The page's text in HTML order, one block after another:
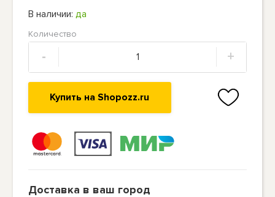
В наличии:да
Количество
- +
Купить на Shopozz.ru
Доставка в ваш город